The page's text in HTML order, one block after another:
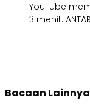
YouTube
3 menit.
Bacaan Lainnya